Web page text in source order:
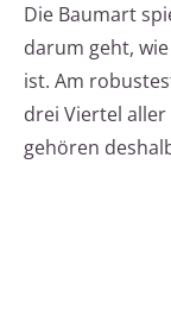
Die Baumart
darum geht,
ist. Am
drei Viertel
gehören